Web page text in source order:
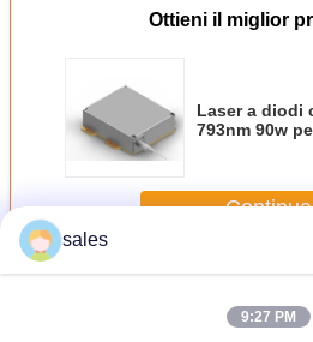
Ottieni il miglior
Laser a diodi
793nm 90w
Continua
PiùLa fibra coppia il laser a diodi
sales
9:27 PM